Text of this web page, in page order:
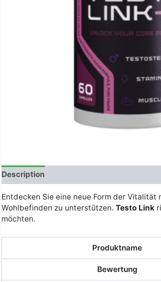
Description
Entdecken Sie eine neue Form der
Wohlbefinden zu unterstützen. Testo Link
möchten.
Produktname
Bewertung